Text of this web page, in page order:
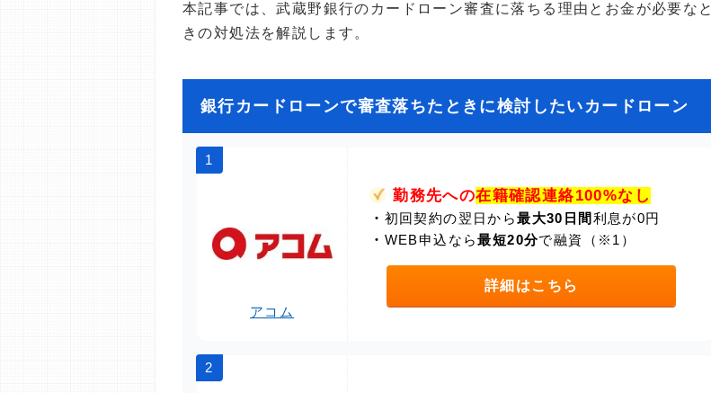
本記事では、武蔵野銀行のカードローン審査に落ちる理由とお金が必要なと
きの対処法を解説します。
銀行カードローンで審査落ちたときに検討したいカードローン
1
アコム
勤務先への在籍確認連絡100%なし
・ 初回契約の翌日から最大30日間 利息が0円
・ WEB申込なら最短20分で融資（※1）
詳細はこちら
2